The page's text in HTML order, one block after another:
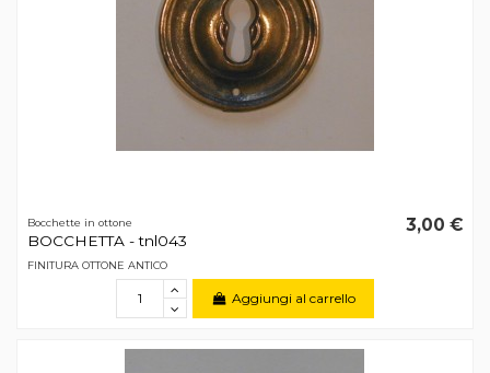
Bocchette in ottone
BOCCHETTA - tnl043
3,00 €
FINITURA OTTONE ANTICO
Aggiungi al carrello